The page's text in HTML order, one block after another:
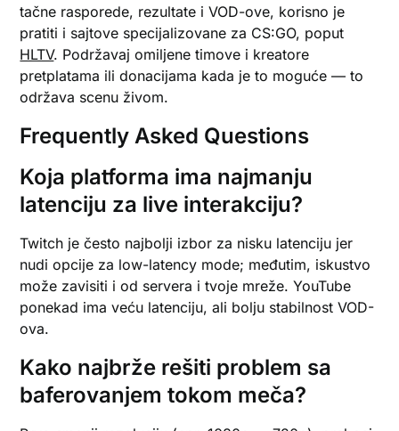
tačne rasporede, rezultate i VOD-ove, korisno je
pratiti i sajtove specijalizovane za CS:GO, poput
HLTV. Podržavaj omiljene timove i kreatore
pretplatama ili donacijama kada je to moguće — to
održava scenu živom.
Frequently Asked Questions
Koja platforma ima najmanju
latenciju za live interakciju?
Twitch je često najbolji izbor za nisku latenciju jer
nudi opcije za low-latency mode; međutim, iskustvo
može zavisiti i od servera i tvoje mreže. YouTube
ponekad ima veću latenciju, ali bolju stabilnost VOD-
ova.
Kako najbrže rešiti problem sa
baferovanjem tokom meča?